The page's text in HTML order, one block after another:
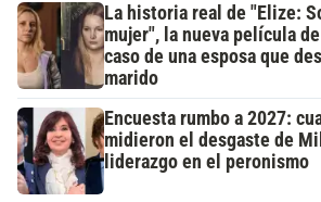
La historia real de "Elize:
mujer", la nueva película
caso de una esposa que
marido
Encuesta rumbo a 2027:
midieron el desgaste de
liderazgo en el peronismo